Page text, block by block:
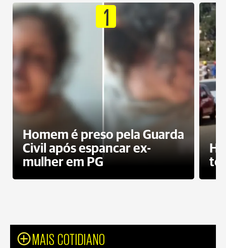
1
Homem é preso pela Guarda
Civil após espancar ex-
mulher em PG
MAIS COTIDIANO